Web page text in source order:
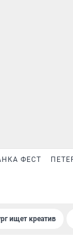
ФЕСТ
ищет креатив